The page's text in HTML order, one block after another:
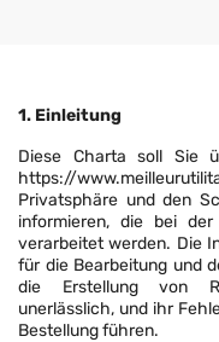
1. Einleitung
Diese Charta soll Sie
https://
Privatsphäre und den
informieren, die bei
verarbeitet werden. Die
für die Bearbeitung und
die Erstellung von
unerlässlich, und ihr
Bestellung führen.